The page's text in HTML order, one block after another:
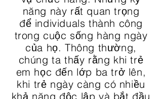
năng này rất quan trọng
để individuals thành công
trong cuộc sống hàng ngày
của họ. Thông thường,
chúng ta thấy rằng khi trẻ
em học đến lớp ba trở lên,
khi trẻ ngày càng có nhiều
khả năng độc lập và bắt đầu